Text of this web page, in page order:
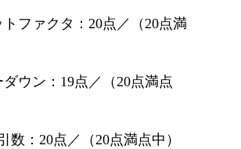
ファクタ：20点／（20点満
ウン：19点／（20点満点
数：20点／（20点満点中）